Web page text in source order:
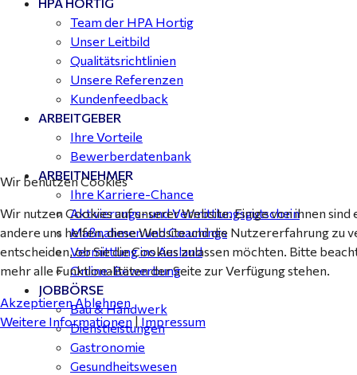
Buchhalter (m/w/d) für Halle (Saale) gesucht - TZ 20-
Team der HPA Hortig
Unser Leitbild
Qualitätsrichtlinien
Unsere Referenzen
Kundenfeedback
ARBEITGEBER
Ihre Vorteile
Bewerberdatenbank
ARBEITNEHMER
Ihre Karriere-Chance
Aktivierungs- und Vermittlungsgutschein
Maßnahmen und Coachings
Vermittlung ins Ausland
Online-Bewerbung
JOBBÖRSE
Bau & Handwerk
Dienstleistungen
Gastronomie
Gesundheitswesen
Wir benutzen Cookies
Wir nutzen Cookies auf unserer Website. Einige von ihnen
andere uns helfen, diese Website und die Nutzererfahrung zu
entscheiden, ob Sie die Cookies zulassen möchten. Bitte
mehr alle Funktionalitäten der Seite zur Verfügung stehen.
AkzeptierenAblehnen
Weitere Informationen | Impressum